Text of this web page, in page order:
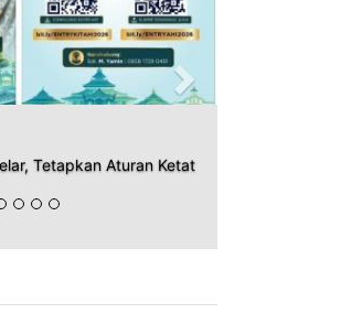
Tetapkan Aturan Ketat